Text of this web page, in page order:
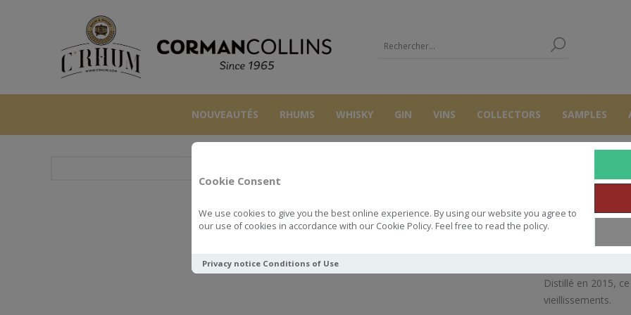
Cookie Consent
We use cookies to give you the best online experience. By using our website you agree to
our use of cookies in accordance with our Cookie Policy. Feel free to read the policy.
Privacy notice Conditions of Use
NOUVEAUTÉS RHUMS WHISKY GIN VINS COLLECTORS SAMPLES
BENRIACH 7Y 2015 HIDDEN SPIRIT
Distillé en 2015,
vieillissements.